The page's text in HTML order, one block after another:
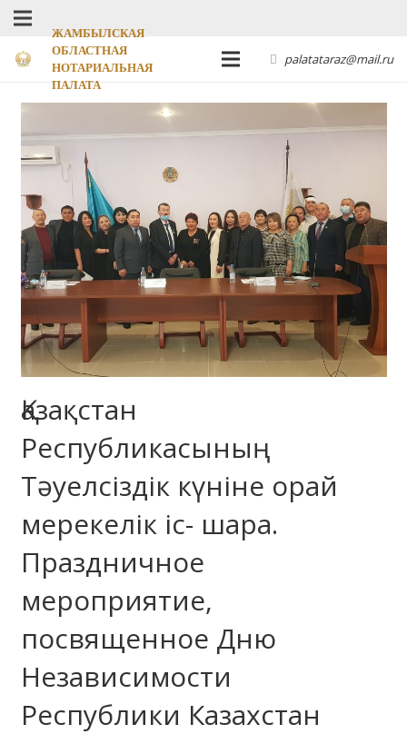
ЖАМБЫЛСКАЯ
ОБЛАСТНАЯ
НОТАРИАЛЬНАЯ
ПАЛАТА
palatataraz@mail.ru
Қазақстан
Республикасының
Тәуелсіздік күніне орай
мерекелік іс- шара.
Праздничное
мероприятие,
посвященное Дню
Независимости
Республики Казахстан